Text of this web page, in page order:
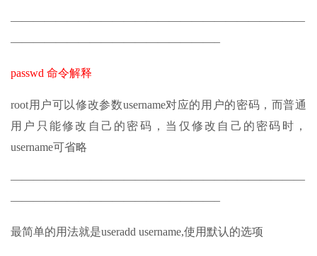
——————————————————————————
——————————————————–
passwd 命令解释
root用户可以修改参数username对应的用户的密码，而普通
用户只能修改自己的密码，当仅修改自己的密码时，
username可省略
——————————————————————————
——————————————————–
最简单的用法就是useradd username,使用默认的选项